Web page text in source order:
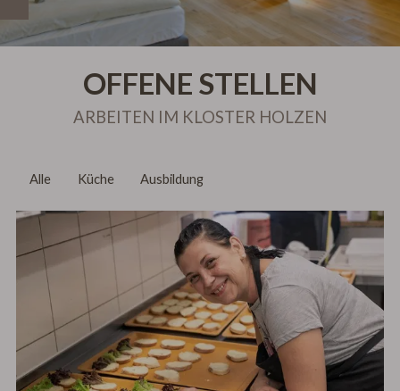
AKTUELLE
VERANSTALTUNGEN
OFFENE STELLEN
ARBEITEN IM KLOSTER HOLZEN
Alle Küche Ausbildung